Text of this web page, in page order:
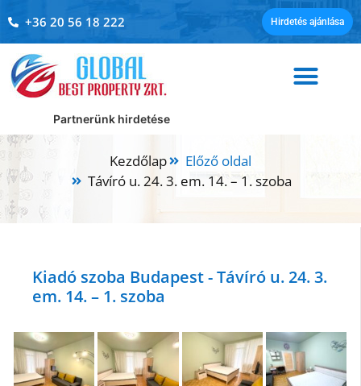
+36 20 56 18 222 Hirdetés ajánlása
Kezdőlap
Előző oldal
Távíró u. 24. 3. em. 14. – 1. szoba
Kiadó szoba Budapest - Távíró u. 24. 3.
em. 14. – 1. szoba